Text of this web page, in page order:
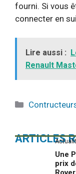
fourni. Si vous
connecter en
Lire aussi :
Renault
Catégories
ARTICLES
Une
prix